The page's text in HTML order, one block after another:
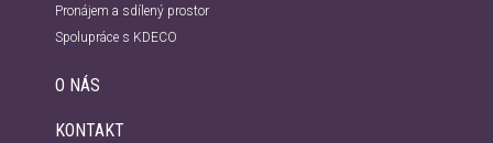
Pronájem a sdílený prostor
Spolupráce s KDECO
O NÁS
KONTAKT